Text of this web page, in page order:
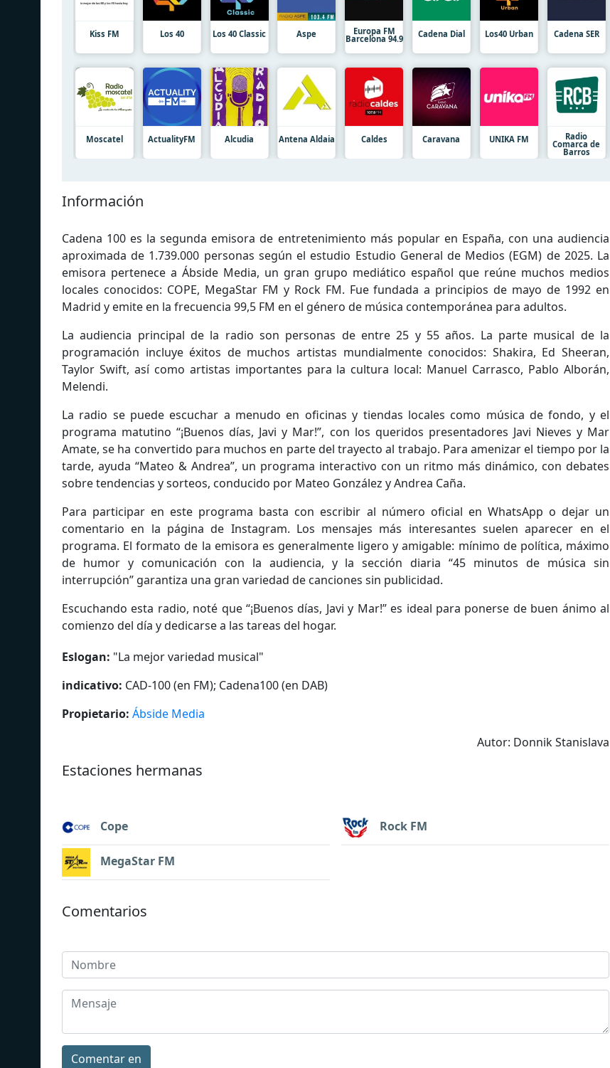
Kiss FM Los 40 Los 40 Classic Aspe Europa FM
Barcelona 94.9 Cadena Dial Los40 Urban Cadena SER
Moscatel ActualityFM Alcudia Antena Aldaia Caldes Caravana UNIKA FM Radio
Comarca de
Barros
Información
Cadena 100 es la segunda emisora de entretenimiento más popular en España, con una audiencia
aproximada de 1.739.000 personas según el estudio Estudio General de Medios (EGM) de 2025. La
emisora pertenece a Ábside Media, un gran grupo mediático español que reúne muchos medios
locales conocidos: COPE, MegaStar FM y Rock FM. Fue fundada a principios de mayo de 1992 en
Madrid y emite en la frecuencia 99,5 FM en el género de música contemporánea para adultos.
La audiencia principal de la radio son personas de entre 25 y 55 años. La parte musical de la
programación incluye éxitos de muchos artistas mundialmente conocidos: Shakira, Ed Sheeran,
Taylor Swift, así como artistas importantes para la cultura local: Manuel Carrasco, Pablo Alborán,
Melendi.
La radio se puede escuchar a menudo en oficinas y tiendas locales como música de fondo, y el
programa matutino “¡Buenos días, Javi y Mar!”, con los queridos presentadores Javi Nieves y Mar
Amate, se ha convertido para muchos en parte del trayecto al trabajo. Para amenizar el tiempo por la
tarde, ayuda “Mateo & Andrea”, un programa interactivo con un ritmo más dinámico, con debates
sobre tendencias y sorteos, conducido por Mateo González y Andrea Caña.
Para participar en este programa basta con escribir al número oficial en WhatsApp o dejar un
comentario en la página de Instagram. Los mensajes más interesantes suelen aparecer en el
programa. El formato de la emisora es generalmente ligero y amigable: mínimo de política, máximo
de humor y comunicación con la audiencia, y la sección diaria “45 minutos de música sin
interrupción” garantiza una gran variedad de canciones sin publicidad.
Escuchando esta radio, noté que “¡Buenos días, Javi y Mar!” es ideal para ponerse de buen ánimo al
comienzo del día y dedicarse a las tareas del hogar.
Eslogan: "La mejor variedad musical"
indicativo: CAD-100 (en FM); Cadena100 (en DAB)
Propietario: Ábside Media
Autor: Donnik Stanislava
Estaciones hermanas
Cope
MegaStar FM
Rock FM
Comentarios
Comentar en